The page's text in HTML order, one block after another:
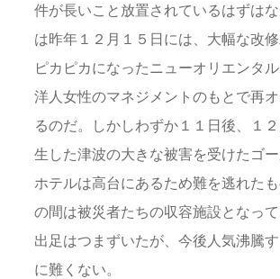
件が長いこと放置されているはずは
は昨年１２月１５日には、大幅な改
ピカピカになったニューオリエンタ
洋人女性のマネジメントのもとで再
るのだ。しかしわずか１１日後、１
生した津波の大きな被害を受けたゴ
ホテルは高台にあるため難を逃れたも
の間は被災者たちの収容施設となって
出足はつまずいたが、今後人気沸騰
に難くない。